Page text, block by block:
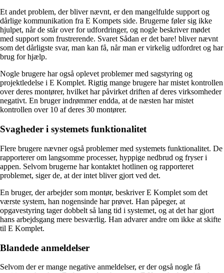
Et andet problem, der bliver nævnt, er den mangelfulde support og
dårlige kommunikation fra E Kompets side. Brugerne føler sig ikke
hjulpet, når de står over for udfordringer, og nogle beskriver mødet
med support som frustrerende. Svaret Sådan er det bare! bliver nævnt
som det dårligste svar, man kan få, når man er virkelig udfordret og har
brug for hjælp.
Nogle brugere har også oplevet problemer med sagstyring og
projektledelse i E Komplet. Rigtig mange brugere har mistet kontrollen
over deres montører, hvilket har påvirket driften af deres virksomheder
negativt. En bruger indrømmer endda, at de næsten har mistet
kontrollen over 10 af deres 30 montører.
Svagheder i systemets funktionalitet
Flere brugere nævner også problemer med systemets funktionalitet. De
rapporterer om langsomme processer, hyppige nedbrud og fryser i
appen. Selvom brugerne har kontaktet hotlinen og rapporteret
problemet, siger de, at der intet bliver gjort ved det.
En bruger, der arbejder som montør, beskriver E Komplet som det
værste system, han nogensinde har prøvet. Han påpeger, at
opgavestyring tager dobbelt så lang tid i systemet, og at det har gjort
hans arbejdsgang mere besværlig. Han advarer andre om ikke at skifte
til E Komplet.
Blandede anmeldelser
Selvom der er mange negative anmeldelser, er der også nogle få